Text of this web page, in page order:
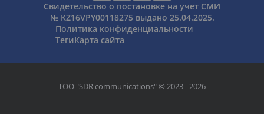
Свидетельство о постановке на учет СМИ
№ KZ16VPY00118275 выдано 25.04.2025.
Политика конфиденциальности
ТегиКарта сайта
ТОО "SDR communications" © 2023 - 2026